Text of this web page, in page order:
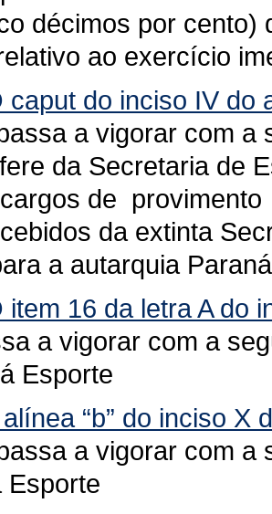
décimos por cento)
ao exercício
caput do inciso IV do
a vigorar com a
da Secretaria de
de
da extinta
a autarquia
item 16 da letra A do
a vigorar com a
Esporte
“b” do inciso X
a vigorar com a
Esporte